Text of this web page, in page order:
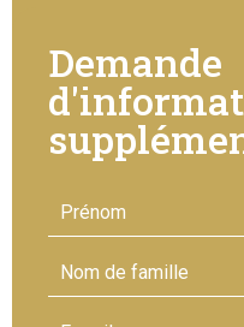
Demande